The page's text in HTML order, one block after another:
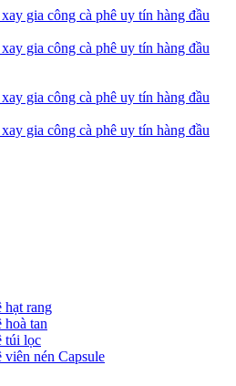
hạt rang
hoà tan
túi lọc
viên nén Capsule